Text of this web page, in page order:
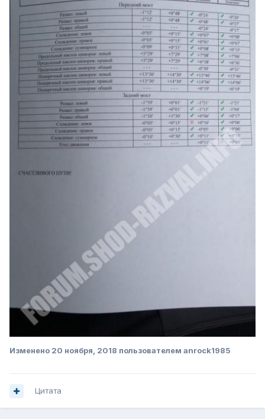
Изменено 20 ноября, 2018 пользователем anrock1985
Цитата